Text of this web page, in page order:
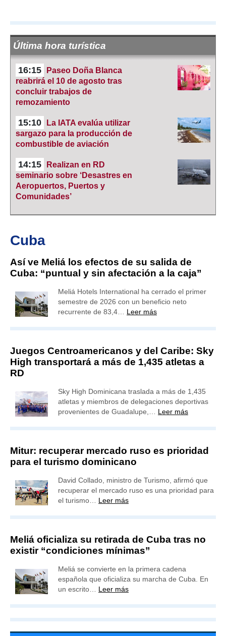
Última hora turística
16:15
Paseo Doña Blanca
reabrirá el 10 de agosto tras
concluir trabajos de
remozamiento
15:10
La IATA evalúa utilizar
sargazo para la producción de
combustible de aviación
14:15
Realizan en RD
seminario sobre ‘Desastres en
Aeropuertos, Puertos y
Comunidades’
Cuba
Así ve Meliá los efectos de su salida de
Cuba: “puntual y sin afectación a la caja”
Meliá Hotels International ha cerrado el primer
semestre de 2026 con un beneficio neto
recurrente de 83,4… Leer más
Juegos Centroamericanos y del Caribe: Sky
High transportará a más de 1,435 atletas a
RD
Sky High Dominicana traslada a más de 1,435
atletas y miembros de delegaciones deportivas
provenientes de Guadalupe,… Leer más
Mitur: recuperar mercado ruso es prioridad
para el turismo dominicano
David Collado, ministro de Turismo, afirmó que
recuperar el mercado ruso es una prioridad para
el turismo… Leer más
Meliá oficializa su retirada de Cuba tras no
existir “condiciones mínimas”
Meliá se convierte en la primera cadena
española que oficializa su marcha de Cuba. En
un escrito… Leer más